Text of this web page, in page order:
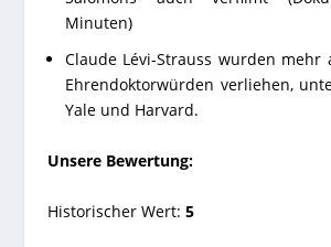
Minuten)
Claude Lévi-Strauss wurden mehr
Ehrendoktorwürden verliehen,
Yale und Harvard.
Unsere Bewertung:
Historischer Wert: 5